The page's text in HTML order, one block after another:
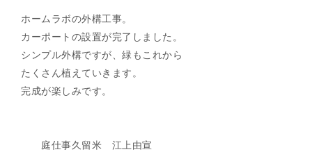
ホームラボの外構工事。
カーポートの設置が完了しました。
シンプル外構ですが、緑もこれから
たくさん植えていきます。
完成が楽しみです。
庭仕事久留米 江上由宣